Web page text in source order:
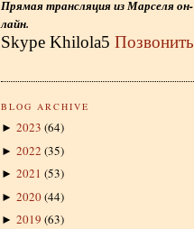
Прямая трансляция из Марселя он-
лайн.
Skype Khilola5 Позвонить
BLOG ARCHIVE
► 2023 (64)
► 2022 (35)
► 2021 (53)
► 2020(44)
► 2019 (63)